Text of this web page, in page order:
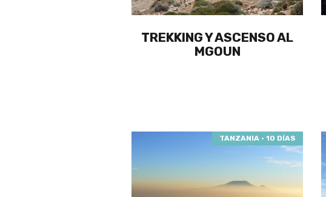
TREKKING Y ASCENSO AL
MGOUN
TANZANIA · 10 DÍAS